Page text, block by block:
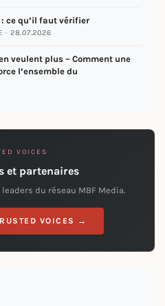
: ce qu’il faut vérifier
· 28.07.2026
veulent plus – Comment une
l’ensemble du
VOICES
et partenaires
du réseau MBF Media.
VOICES →